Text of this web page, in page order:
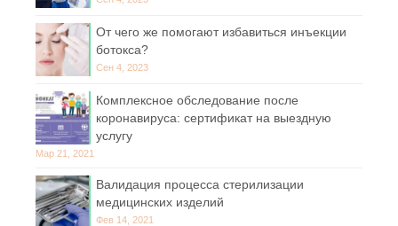
От чего же помогают избавиться инъекции
ботокса?
Сен 4, 2023
Комплексное обследование после
коронавируса: сертификат на выездную
услугу
Мар 21, 2021
Валидация процесса стерилизации
медицинских изделий
Фев 14, 2021